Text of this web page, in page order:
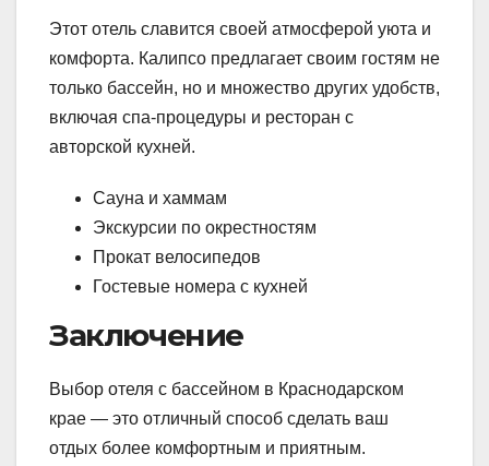
Этот отель славится своей атмосферой уюта и
комфорта. Калипсо предлагает своим гостям не
только бассейн, но и множество других удобств,
включая спа-процедуры и ресторан с
авторской кухней.
Сауна и хаммам
Экскурсии по окрестностям
Прокат велосипедов
Гостевые номера с кухней
Заключение
Выбор отеля с бассейном в Краснодарском
крае — это отличный способ сделать ваш
отдых более комфортным и приятным.